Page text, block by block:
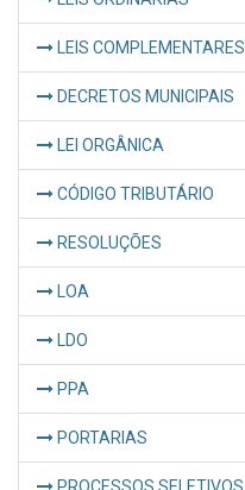
LEIS COMPLEMENTARES
DECRETOS MUNICIPAIS
LEI ORGÂNICA
CÓDIGO TRIBUTÁRIO
RESOLUÇÕES
LOA
LDO
PPA
PORTARIAS
PROCESSOS SELETIVOS